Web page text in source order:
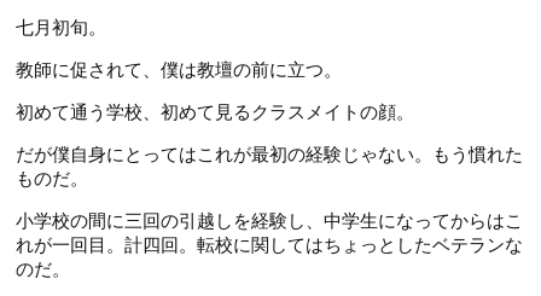
第14話
第31話
第32話
第33話
第35話
第50話
第51話
第52話
第54話
第62話
第65話
七月初旬。
教師に促されて、僕は教壇の前に立つ。
初めて通う学校、初めて見るクラスメイトの顔。
だが僕自身にとってはこれが最初の経験じゃない。もう慣れた
ものだ。
小学校の間に三回の引越しを経験し、中学生になってからはこ
れが一回目。計四回。転校に関してはちょっとしたベテランな
のだ。